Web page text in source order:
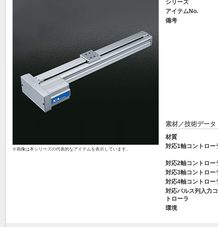
※画像は本シリーズの代表的なアイテムを表示しています。
シリーズ
アイテムNo.
備考
素材／技術データ
材質
対応1軸コントロー
対応2軸コントロー
対応3軸コントロー
対応4軸コントロー
対応パルス列入力
トローラ
環境